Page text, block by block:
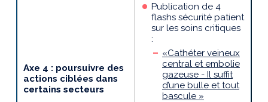
Axe 4 : poursuivre des
actions ciblées dans
certains secteurs
Publication de 4
flashs sécurité patient
sur les soins critiques
:
«Cathéter veineux
central et embolie
gazeuse - Il suffit
d’une bulle et tout
bascule »